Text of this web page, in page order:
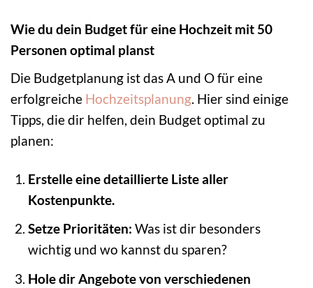
Wie du dein Budget für eine Hochzeit mit 50
Personen optimal planst
Die Budgetplanung ist das A und O für eine
erfolgreiche Hochzeitsplanung. Hier sind einige
Tipps, die dir helfen, dein Budget optimal zu
planen:
Erstelle eine detaillierte Liste aller
Kostenpunkte.
Setze Prioritäten: Was ist dir besonders
wichtig und wo kannst du sparen?
Hole dir Angebote von verschiedenen